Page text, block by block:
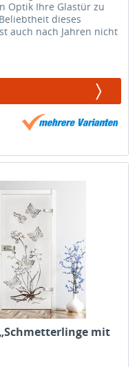
Optik Ihre Glastür zu
dieses
auch nach Jahren nicht
mit